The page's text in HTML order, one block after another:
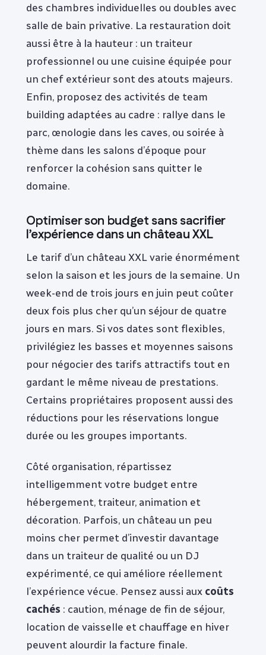
des chambres individuelles ou doubles avec
salle de bain privative. La restauration doit
aussi être à la hauteur : un traiteur
professionnel ou une cuisine équipée pour
un chef extérieur sont des atouts majeurs.
Enfin, proposez des activités de team
building adaptées au cadre : rallye dans le
parc, œnologie dans les caves, ou soirée à
thème dans les salons d’époque pour
renforcer la cohésion sans quitter le
domaine.
Optimiser son budget sans sacrifier
l’expérience dans un château XXL
Le tarif d’un château XXL varie énormément
selon la saison et les jours de la semaine. Un
week-end de trois jours en juin peut coûter
deux fois plus cher qu’un séjour de quatre
jours en mars. Si vos dates sont flexibles,
privilégiez les basses et moyennes saisons
pour négocier des tarifs attractifs tout en
gardant le même niveau de prestations.
Certains propriétaires proposent aussi des
réductions pour les réservations longue
durée ou les groupes importants.
Côté organisation, répartissez
intelligemment votre budget entre
hébergement, traiteur, animation et
décoration. Parfois, un château un peu
moins cher permet d’investir davantage
dans un traiteur de qualité ou un DJ
expérimenté, ce qui améliore réellement
l’expérience vécue. Pensez aussi aux coûts
cachés : caution, ménage de fin de séjour,
location de vaisselle et chauffage en hiver
peuvent alourdir la facture finale.